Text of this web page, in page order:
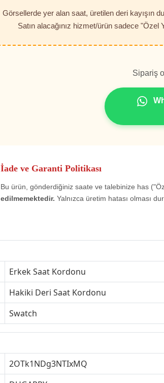
Görsellerde yer alan saat, üretilen deri kayışın
Satın alacağınız hizmet/ürün sadece
Sipariş
İade ve Garanti Politikası
Bu ürün, gönderdiğiniz saate ve talebinize has
edilmemektedir. Yalnızca üretim hatası olması
Erkek Saat Kordonu
Hakiki Deri Saat Kordonu
Swatch
2OTk1NDg3NTIxMQ